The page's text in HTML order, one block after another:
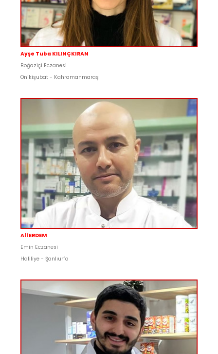
Ayşe Tuba KILINÇKIRAN
Boğaziçi Eczanesi
Onikişubat - Kahramanmaraş
Ali ERDEM
Emin Eczanesi
Haliliye - Şanlıurfa